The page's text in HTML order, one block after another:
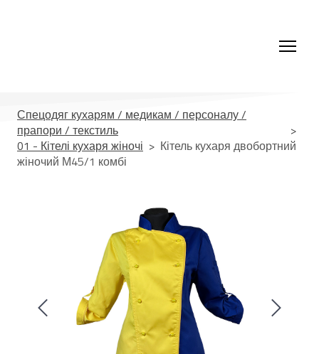
Спецодяг кухарям / медикам / персоналу /
прапори / текстиль
01 - Кітелі кухаря жіночі
Кітель кухаря двобортний
жіночий М45/1 комбі